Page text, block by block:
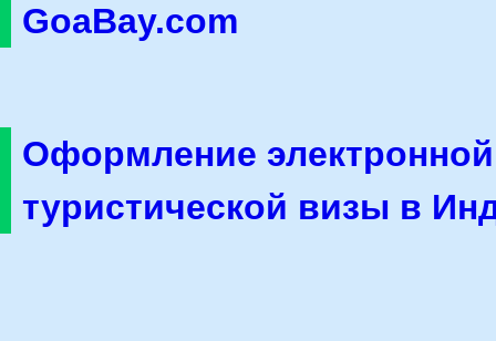
GoaBay.com
Оформление электронной
туристической визы в